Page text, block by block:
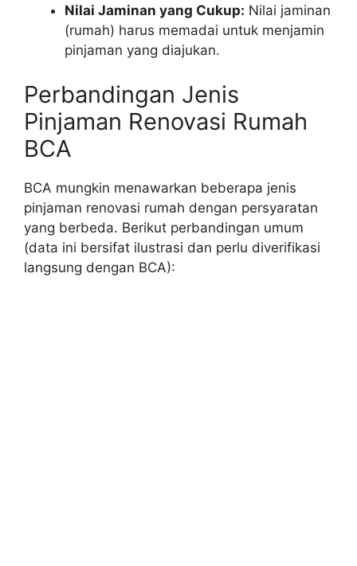
Nilai Jaminan yang Cukup: Nilai jaminan
(rumah) harus memadai untuk menjamin
pinjaman yang diajukan.
Perbandingan Jenis
Pinjaman Renovasi Rumah
BCA
BCA mungkin menawarkan beberapa jenis
pinjaman renovasi rumah dengan persyaratan
yang berbeda. Berikut perbandingan umum
(data ini bersifat ilustrasi dan perlu diverifikasi
langsung dengan BCA):